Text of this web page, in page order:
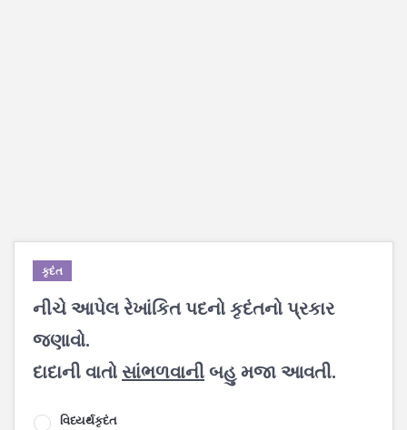
કૃદંત
નીચે આપેલ રેખાંકિત પદનો કૃદંતનો પ્રકાર
જણાવો.
દાદાની વાતોસાંભળવાનીબહુ મજા આવતી.
વિધ્યર્થકૃદંત